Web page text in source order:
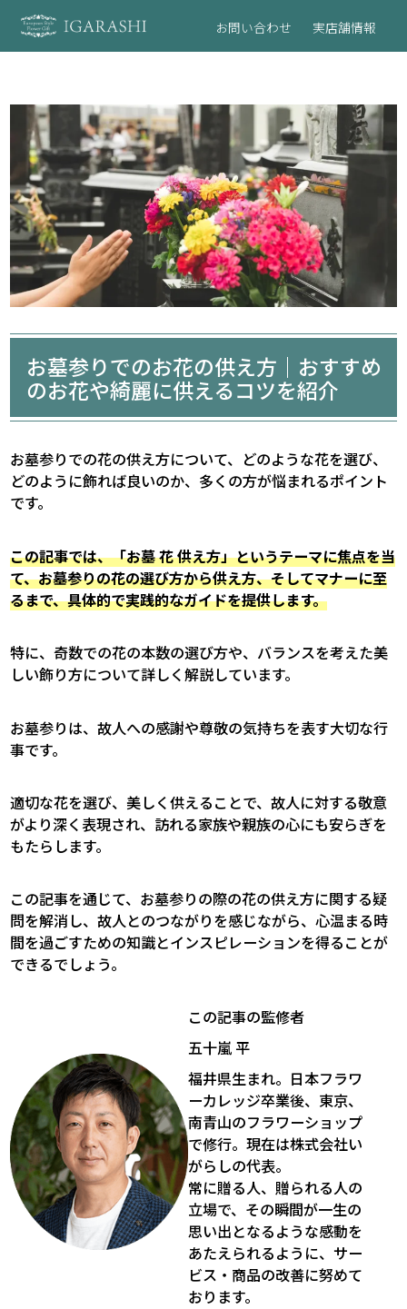
お問い合わせ 実店舗情報
お墓参りでのお花の供え方｜おすすめ
のお花や綺麗に供えるコツを紹介
お墓参りでの花の供え方について、どのような花を選び、
どのように飾れば良いのか、多くの方が悩まれるポイント
です。
この記事では、「お墓 花 供え方」というテーマに焦点を当
て、お墓参りの花の選び方から供え方、そしてマナーに至
るまで、具体的で実践的なガイドを提供します。
特に、奇数での花の本数の選び方や、バランスを考えた美
しい飾り方について詳しく解説しています。
お墓参りは、故人への感謝や尊敬の気持ちを表す大切な行
事です。
適切な花を選び、美しく供えることで、故人に対する敬意
がより深く表現され、訪れる家族や親族の心にも安らぎを
もたらします。
この記事を通じて、お墓参りの際の花の供え方に関する疑
問を解消し、故人とのつながりを感じながら、心温まる時
間を過ごすための知識とインスピレーションを得ることが
できるでしょう。
この記事の監修者
五十嵐 平
福井県生まれ。日本フラワ
ーカレッジ卒業後、東京、
南青山のフラワーショップ
で修行。現在は株式会社い
がらしの代表。
常に贈る人、贈られる人の
立場で、その瞬間が一生の
思い出となるような感動を
あたえられるように、サー
ビス・商品の改善に努めて
おります。